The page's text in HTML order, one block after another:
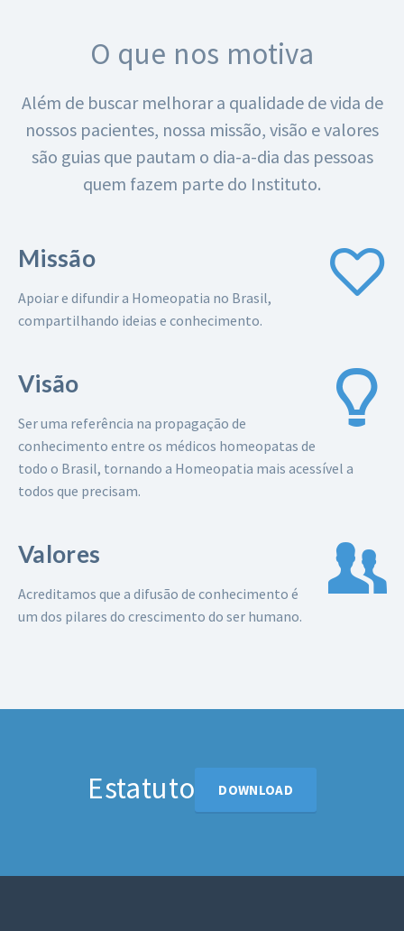
O que nos motiva
Além de buscar melhorar a qualidade de vida de
nossos pacientes, nossa missão, visão e valores
são guias que pautam o dia-a-dia das pessoas
quem fazem parte do Instituto.
Missão
Apoiar e difundir a Homeopatia no Brasil,
compartilhando ideias e conhecimento.
Visão
Ser uma referência na propagação de
conhecimento entre os médicos homeopatas de
todo o Brasil, tornando a Homeopatia mais acessível a
todos que precisam.
Valores
Acreditamos que a difusão de conhecimento é
um dos pilares do crescimento do ser humano.
Estatuto DOWNLOAD